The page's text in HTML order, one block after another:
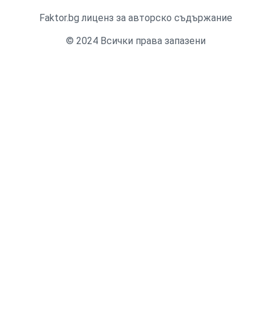
Faktor.bg лиценз за авторско съдържание
© 2024 Всички права запазени